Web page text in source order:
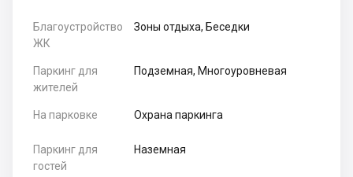
Благоустройство
ЖК
Зоны отдыха, Беседки
Паркинг для
жителей
Подземная, Многоуровневая
На парковке Охрана паркинга
Паркинг для
гостей
Наземная